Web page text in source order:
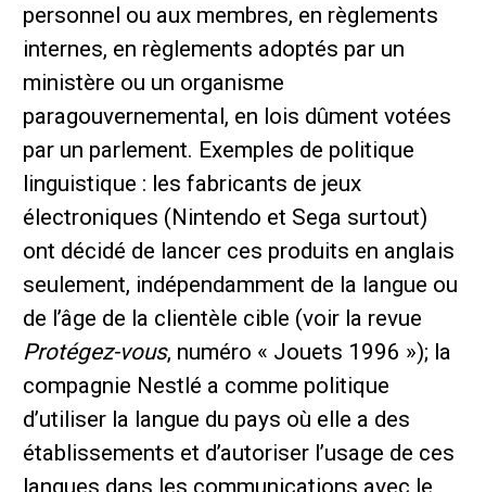
personnel ou aux membres, en règlements
internes, en règlements adoptés par un
ministère ou un organisme
paragouvernemental, en lois dûment votées
par un parlement. Exemples de politique
linguistique : les fabricants de jeux
électroniques (Nintendo et Sega surtout)
ont décidé de lancer ces produits en anglais
seulement, indépendamment de la langue ou
de l’âge de la clientèle cible (voir la revue
Protégez-vous, numéro « Jouets 1996 »); la
compagnie Nestlé a comme politique
d’utiliser la langue du pays où elle a des
établissements et d’autoriser l’usage de ces
langues dans les communications avec le